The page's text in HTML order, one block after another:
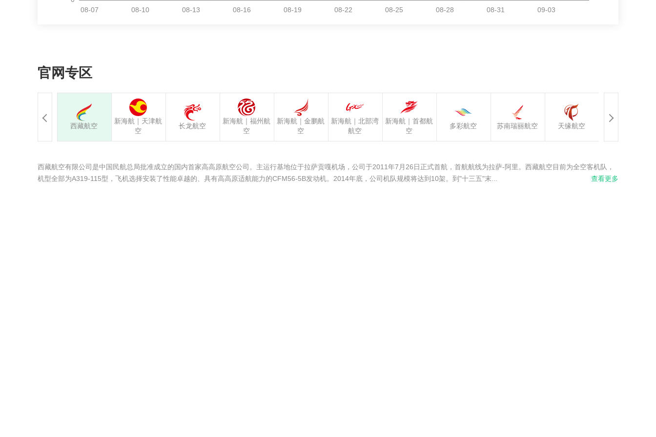
官网专区
西藏航空
新海航｜天津航
空
长龙航空
新海航｜福州航
空
新海航｜金鹏航
空
新海航｜北部湾
航空
新海航｜首都航
空
多彩航空 苏南瑞丽航空 天缘航空
新海航｜长安航
西藏航空有限公司是中国民航总局批准成立的国内首家高高原航空公司。主运行基地位于拉萨贡嘎机场，公司于2011年7月26日正式首航，首航航线为拉萨-阿里。西藏航空目前为全空客机队，
机型全部为A319-115型，飞机选择安装了性能卓越的、具有高高原适航能力的CFM56-5B发动机。2014年底，公司机队规模将达到10架。到"十三五"末...
查看更多